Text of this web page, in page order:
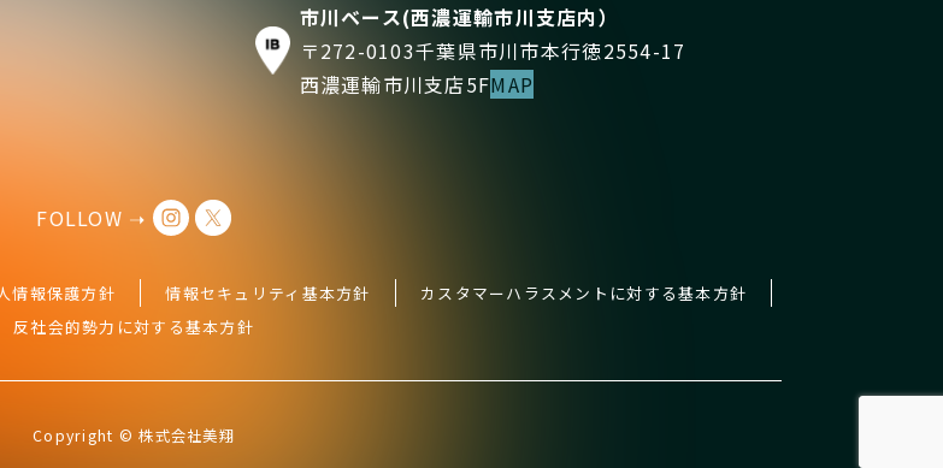
市川ベース(西濃運輸市川支店内）
〒272-0103千葉県市川市本行徳2554-17
西濃運輸市川支店5FMAP
FOLLOW ➝
情報保護方針 情報セキュリティ基本方針
カスタマーハラスメントに対する基本方針
反社会的勢力に対する基本方針
Copyright © 株式会社美翔